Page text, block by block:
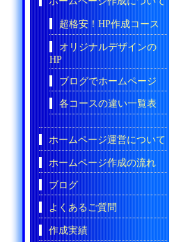
超格安！HP作成コース
オリジナルデザインの
HP
ブログでホームページ
各コースの違い一覧表
ホームページ運営について
ホームページ作成の流れ
ブログ
よくあるご質問
作成実績